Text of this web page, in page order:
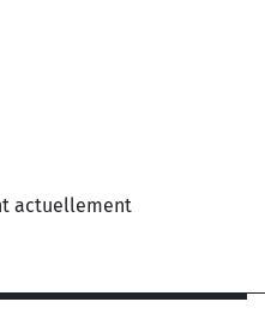
actuellement